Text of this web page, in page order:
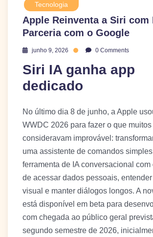
Tecnologia
Apple Reinventa a Siri com
Parceria com o Google
junho 9, 2026 0 Comments
Siri IA ganha app
dedicado
No último dia 8 de junho, a Apple
WWDC 2026 para fazer o que muitos
consideravam improvável:
uma assistente de comandos
ferramenta de IA conversacional
de acessar dados pessoais,
visual e manter diálogos longos. A
está disponível em beta para
com chegada ao público geral
segundo semestre de 2026,